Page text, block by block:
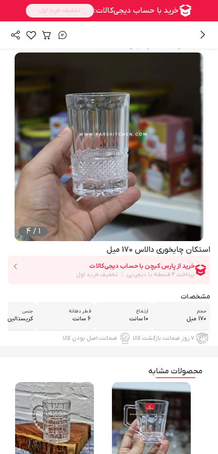
1
/
4
استکان چایخوری دالاس 170 میل
مشخصات
حجم
170 میل
ارتفاع
10 سانت
قطر دهانه
6 سانت
جنس
کریستالین
۷ روز ضمانت بازگشت کالا ضمانت اصل بودن کالا
محصولات مشابه